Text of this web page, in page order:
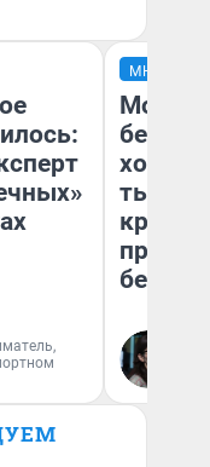
МНЕНИЕ
Мой
хотела
тысяч,